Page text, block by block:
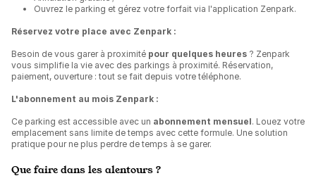
Ouvrez le parking et gérez votre forfait via l'application Zenpark.
Réservez votre place avec Zenpark :
Besoin de vous garer à proximité pour quelques heures ? Zenpark
vous simplifie la vie avec des parkings à proximité. Réservation,
paiement, ouverture : tout se fait depuis votre téléphone.
L'abonnement au mois Zenpark :
Ce parking est accessible avec un abonnement mensuel. Louez votre
emplacement sans limite de temps avec cette formule. Une solution
pratique pour ne plus perdre de temps à se garer.
Que faire dans les alentours ?